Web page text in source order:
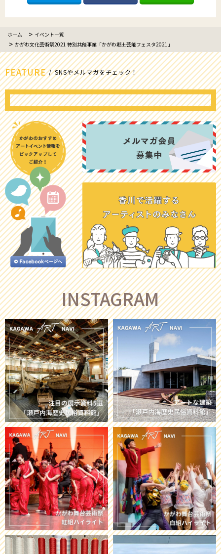
ホーム
イベント一覧
かがわ文化芸術祭2021 特別共催事業「かがわ郷土芸能フェスタ2021」
FEATURE SNSやメルマガをチェック！
INSTAGRAM